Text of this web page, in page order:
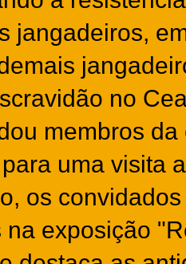
jangadeiros,
no
membros
uma visita
os
na exposição